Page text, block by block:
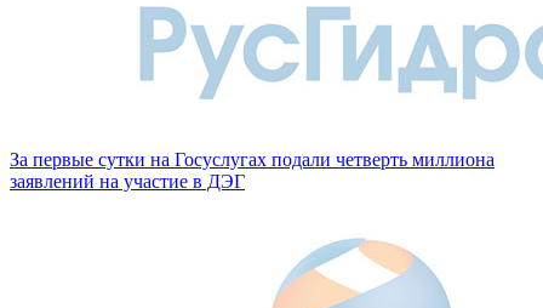
За первые сутки на Госуслугах подали четверть миллиона
заявлений на участие в ДЭГ